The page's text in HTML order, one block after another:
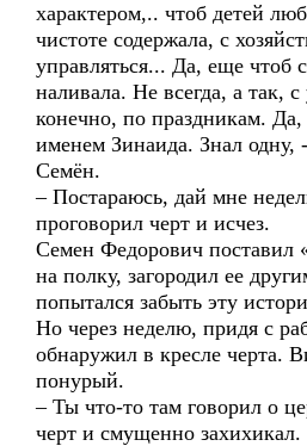
характером,.. чтоб детей
чистоте содержала, с
управляться... Да, еще чтоб
наливала. Не всегда, а так,
конечно, по праздникам. Да,
именем Зинаида. Знал одну,
Семён.
– Постараюсь, дай мне
проговорил черт и исчез.
Семен Федорович поставил
на полку, загородил ее
попытался забыть эту
Но через неделю, придя с
обнаружил в кресле черта.
понурый.
– Ты что-то там говорил о
черт и смущенно захихикал.